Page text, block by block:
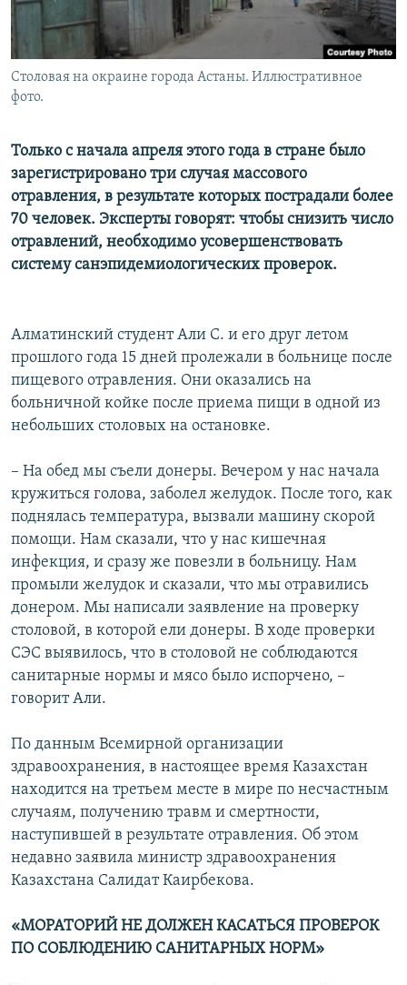
Столовая на окраине города Астаны. Иллюстративное
фото.
Только с начала апреля этого года в стране было
зарегистрировано три случая массового
отравления, в результате которых пострадали более
70 человек. Эксперты говорят: чтобы снизить число
отравлений, необходимо усовершенствовать
систему санэпидемиологических проверок.
Алматинский студент Али С. и его друг летом
прошлого года 15 дней пролежали в больнице после
пищевого отравления. Они оказались на
больничной койке после приема пищи в одной из
небольших столовых на остановке.
– На обед мы съели донеры. Вечером у нас начала
кружиться голова, заболел желудок. После того, как
поднялась температура, вызвали машину скорой
помощи. Нам сказали, что у нас кишечная
инфекция, и сразу же повезли в больницу. Нам
промыли желудок и сказали, что мы отравились
донером. Мы написали заявление на проверку
столовой, в которой ели донеры. В ходе проверки
СЭС выявилось, что в столовой не соблюдаются
санитарные нормы и мясо было испорчено, –
говорит Али.
По данным Всемирной организации
здравоохранения, в настоящее время Казахстан
находится на третьем месте в мире по несчастным
случаям, получению травм и смертности,
наступившей в результате отравления. Об этом
недавно заявила министр здравоохранения
Казахстана Салидат Каирбекова.
«МОРАТОРИЙ НЕ ДОЛЖЕН КАСАТЬСЯ ПРОВЕРОК
ПО СОБЛЮДЕНИЮ САНИТАРНЫХ НОРМ»